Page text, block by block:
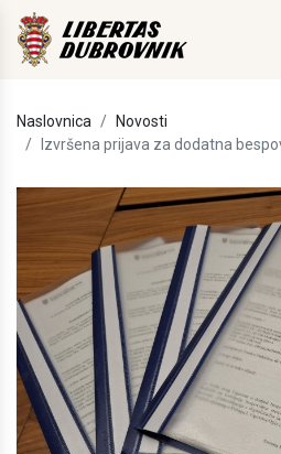
Naslovnica
Novosti
Izvršena prijava za dodatna